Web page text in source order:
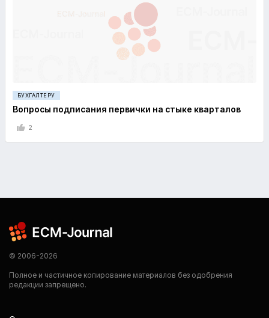
БУХГАЛТЕРУ
Вопросы подписания первички на стыке кварталов
2
© 2006-2026
Полное и частичное копирование материалов без одобрения
редакции запрещено.